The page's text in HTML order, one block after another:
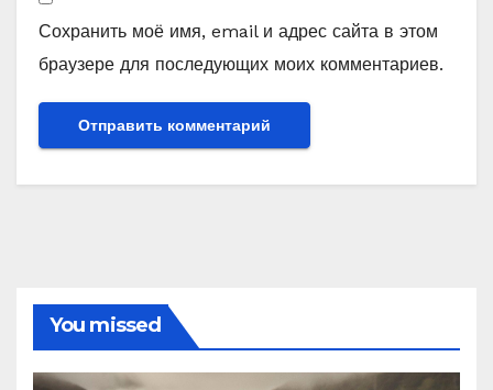
Сохранить моё имя, email и адрес сайта в этом
браузере для последующих моих комментариев.
You missed